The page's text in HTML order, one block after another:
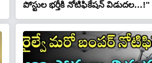
పోస్టుల భర్తీకి నోటిఫికేషన్ విడుదల…!"